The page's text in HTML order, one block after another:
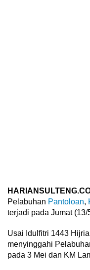
Pelabuhan Pantoloan,
terjadi pada Jumat (13/
Usai Idulfitri 1443
menyinggahi
pada 3 Mei dan KM